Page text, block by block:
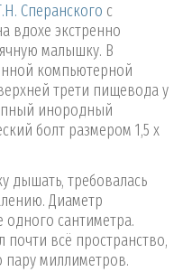
Сперанского с
вдохе экстренно
малышку. В
компьютерной
трети пищевода у
инородный
болт размером 1,5 х
дышать, требовалась
Диаметр
сантиметра.
почти всё пространство,
пару миллиметров.